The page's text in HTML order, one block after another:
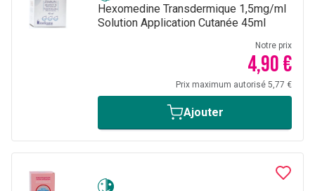
Hexomedine Transdermique 1,5mg/ml
Solution Application Cutanée 45ml
Notre prix
4,90 €
Prix maximum autorisé 5,77 €
Ajouter